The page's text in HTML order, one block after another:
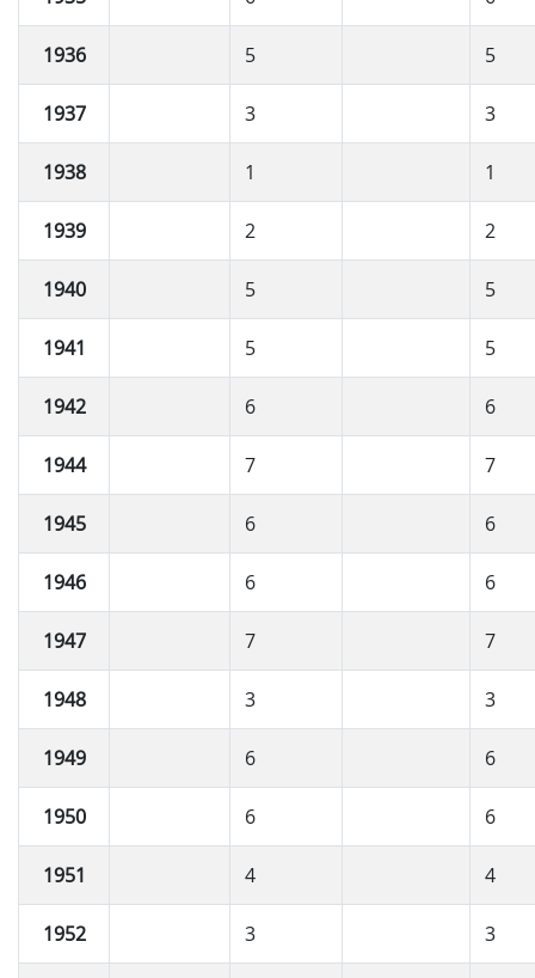
1936 5 5
1937 3 3
1938 1 1
1939 2 2
1940 5 5
1941 5 5
1942 6 6
1944 7 7
1945 6 6
1946 6 6
1947 7 7
1948 3 3
1949 6 6
1950 6 6
1951 4 4
1952 3 3